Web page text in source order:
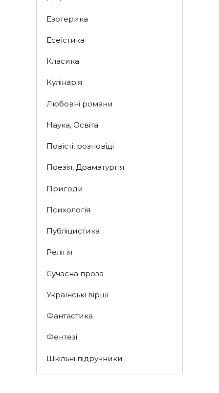
Езотерика
Есеїстика
Класика
Кулінарія
Любовні романи
Наука, Освіта
Повісті, розповіді
Поезія, Драматургія
Пригоди
Психологія
Публіцистика
Релігія
Сучасна проза
Українські вірші
Фантастика
Фентезі
Шкільні підручники